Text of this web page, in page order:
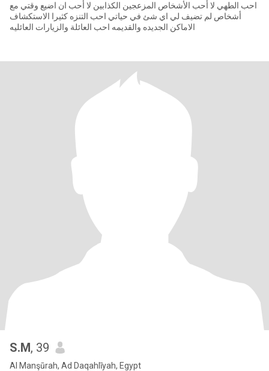
احب الطهي لا أحب الأشخاص المزعجين الكذابين لا أحب ان اضيع وقتي مع
أشخاص لم تضيف لي اي شئ في حياتي احب التنزه كثيرا الاستكشاف
الاماكن الجديده والقديمه احب العائلة والزيارات العائليه
S.M, 39
Al Manşūrah, Ad Daqahlīyah, Egypt